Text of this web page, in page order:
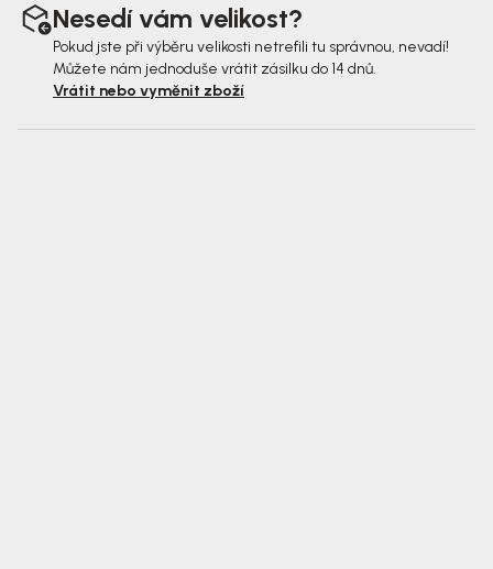
Nesedí vám velikost?
Pokud jste při výběru velikosti netrefili tu správnou, nevadí!
Můžete nám jednoduše vrátit zásilku do 14 dnů.
Vrátit nebo vyměnit zboží